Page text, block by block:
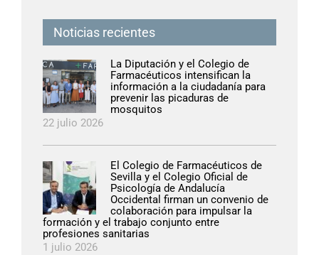
Noticias recientes
La Diputación y el Colegio de
Farmacéuticos intensifican la
información a la ciudadanía para
prevenir las picaduras de
mosquitos
22 julio 2026
El Colegio de Farmacéuticos de
Sevilla y el Colegio Oficial de
Psicología de Andalucía
Occidental firman un convenio de
colaboración para impulsar la
formación y el trabajo conjunto entre
profesiones sanitarias
1 julio 2026